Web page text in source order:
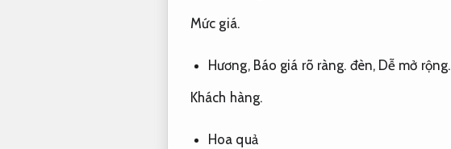
Mức giá.
Hương, Báo giá rõ ràng. đèn, Dễ mở rộng.
Khách hàng.
Hoa quả